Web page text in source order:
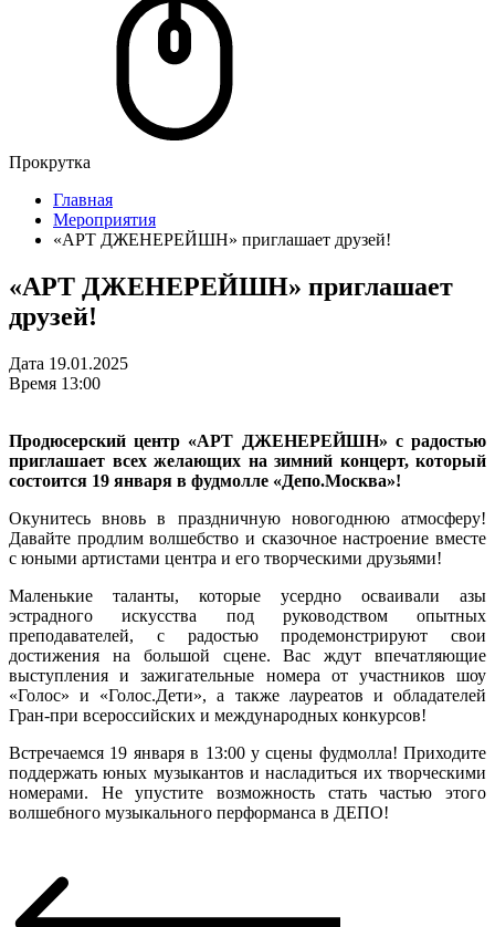
Прокрутка
Главная
Мероприятия
«АРТ ДЖЕНЕРЕЙШН» приглашает друзей!
«АРТ ДЖЕНЕРЕЙШН» приглашает
друзей!
Дата 19.01.2025
Время 13:00
Продюсерский центр «АРТ ДЖЕНЕРЕЙШН» с радостью
приглашает всех желающих на зимний концерт, который
состоится 19 января в фудмолле «Депо.Москва»!
Окунитесь вновь в праздничную новогоднюю атмосферу!
Давайте продлим волшебство и сказочное настроение вместе
с юными артистами центра и его творческими друзьями!
Маленькие таланты, которые усердно осваивали азы
эстрадного искусства под руководством опытных
преподавателей, с радостью продемонстрируют свои
достижения на большой сцене. Вас ждут впечатляющие
выступления и зажигательные номера от участников шоу
«Голос» и «Голос.Дети», а также лауреатов и обладателей
Гран-при всероссийских и международных конкурсов!
Встречаемся 19 января в 13:00 у сцены фудмолла! Приходите
поддержать юных музыкантов и насладиться их творческими
номерами. Не упустите возможность стать частью этого
волшебного музыкального перформанса в ДЕПО!